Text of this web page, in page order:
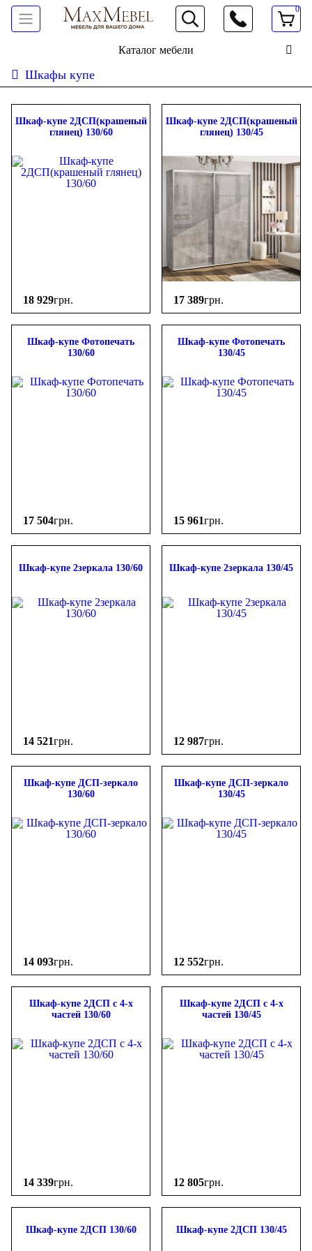
066 472 19 61
0
Каталог мебели
Шкафы купе
ФИЛЬТР
-
грн.
Шкаф-купе 2ДСП(крашеный
глянец) 130/60
18 929грн.
Шкаф-купе 2ДСП(крашеный
глянец) 130/45
17 389грн.
Шкаф-купе Фотопечать
130/60
17 504грн.
Шкаф-купе Фотопечать
130/45
15 961грн.
Шкаф-купе 2зеркала 130/60
14 521грн.
Шкаф-купе 2зеркала 130/45
12 987грн.
Шкаф-купе ДСП-зеркало
130/60
14 093грн.
Шкаф-купе ДСП-зеркало
130/45
12 552грн.
Шкаф-купе 2ДСП с 4-х
частей 130/60
14 339грн.
Шкаф-купе 2ДСП с 4-х
частей 130/45
12 805грн.
Шкаф-купе 2ДСП 130/60 Шкаф-купе 2ДСП 130/45